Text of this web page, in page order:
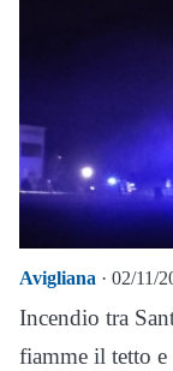
Avigliana · 02/11/
Incendio tra
fiamme il tetto e